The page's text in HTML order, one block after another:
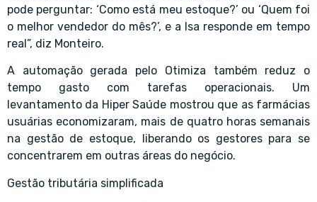
pode perguntar: ‘Como está meu estoque?’ ou ‘Quem foi
o melhor vendedor do mês?’, e a Isa responde em tempo
real”, diz Monteiro.
A automação gerada pelo Otimiza também reduz o
tempo gasto com tarefas operacionais. Um
levantamento da Hiper Saúde mostrou que as farmácias
usuárias economizaram, mais de quatro horas semanais
na gestão de estoque, liberando os gestores para se
concentrarem em outras áreas do negócio.
Gestão tributária simplificada